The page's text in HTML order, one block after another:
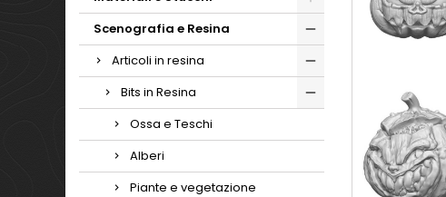
Scenografia e Resina
Articoli in resina
Bits in Resina
Ossa e Teschi
Alberi
Piante e vegetazione